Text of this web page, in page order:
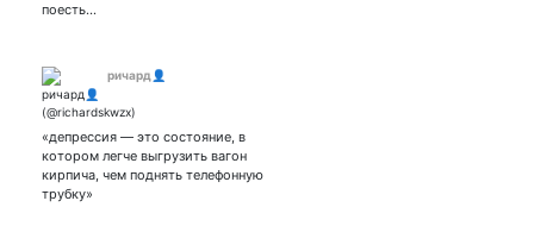
поесть…
ричард👤
«депрессия — это состояние, в
котором легче выгрузить вагон
кирпича, чем поднять телефонную
трубку»